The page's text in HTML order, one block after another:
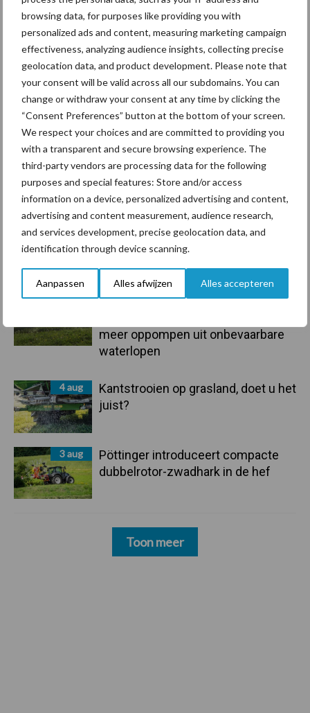
browsing data, for purposes like providing you with
personalized ads and content, measuring marketing campaign
effectiveness, analyzing audience insights, collecting precise
geolocation data, and product development. Please note that
your consent will be valid across all our subdomains. You can
change or withdraw your consent at any time by clicking the
“Consent Preferences” button at the bottom of your screen.
We respect your choices and are committed to providing you
with a transparent and secure browsing experience. The
third-party vendors are processing data for the following
purposes and special features: Store and/or access
information on a device, personalized advertising and content,
advertising and content measurement, audience research,
and services development, precise geolocation data, and
identification through device scanning.
Aanpassen Alles afwijzen Alles accepteren
Primaire
Sidebar
Recent nieuws Partner nieuws
5 aug
“Vraag naar praktische
hygieneoplossingen is in Polen
groter dan ooit”
5 aug
Drie Franse bedrijven over de grens
van 14.000 kilogram melk
4 aug
Provincie Antwerpen breidt
meer oppompen uit onbevaarbare
waterlopen
4 aug
Kantstrooien op grasland, doet u het
juist?
3 aug
Pöttinger introduceert compacte
dubbelrotor-zwadhark in de hef
Toon meer
Vlaamse zuivelhandel groeit
door: uitvoer stijgt naar 4,4
miljard euro